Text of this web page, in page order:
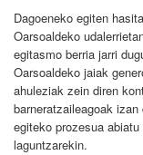
Dagoeneko egiten
Oarsoaldeko
egitasmo berria jarri
Oarsoaldeko jaiak
ahuleziak zein diren
barneratzaileagoak
egiteko prozesua
laguntzarekin.